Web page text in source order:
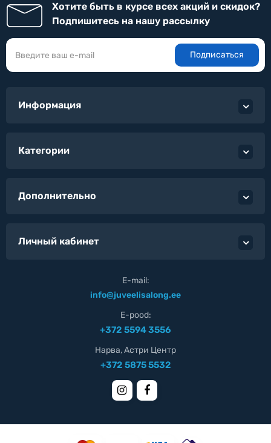
Хотите быть в курсе всех акций и скидок?
Подпишитесь на нашу рассылку
Подписаться
Информация
Категории
Дополнительно
Личный кабинет
E-mail:
info@juveelisalong.ee
E-pood:
+372 5594 3556
Нарва, Астри Центр
+372 5875 5532